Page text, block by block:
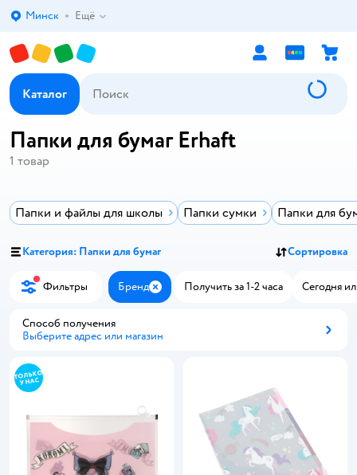
Выбор адреса доставки.
Минск Ещё
Каталог
Папки для бумаг Erhaft
1 товар
Папки и файлы для школы Папки сумки Папки для
Категория: Папки для бумаг Сортировка
Фильтры Бренд ЗакрытьПолучить за 1-2 часа Сегодня
Способ получения
Выберите адрес или магазин